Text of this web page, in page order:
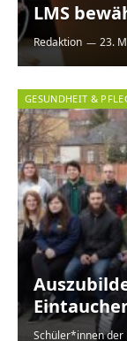
LMS
Redaktion 23.
GESUNDHEIT &
Schüler*innen der